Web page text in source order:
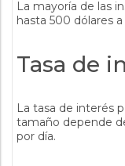
La mayoría de las
hasta 500 dólares
Tasa de
La tasa de interés
tamaño depende
por día.